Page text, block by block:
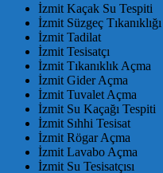
İzmit Kaçak Su Tespiti
İzmit Süzgeç Tıkanıklığı
İzmit Tadilat
İzmit Tesisatçı
İzmit Tıkanıklık Açma
İzmit Gider Açma
İzmit Tuvalet Açma
İzmit Su Kaçağı Tespiti
İzmit Sıhhi Tesisat
İzmit Rögar Açma
İzmit Lavabo Açma
İzmit Su Tesisatçısı